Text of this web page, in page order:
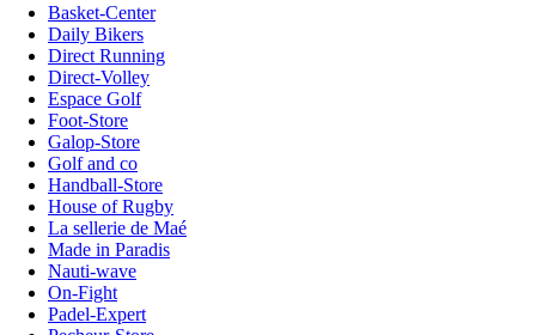
Basket-Center
Daily Bikers
Direct Running
Direct-Volley
Espace Golf
Foot-Store
Galop-Store
Golf and co
Handball-Store
House of Rugby
La sellerie de Maé
Made in Paradis
Nauti-wave
On-Fight
Padel-Expert